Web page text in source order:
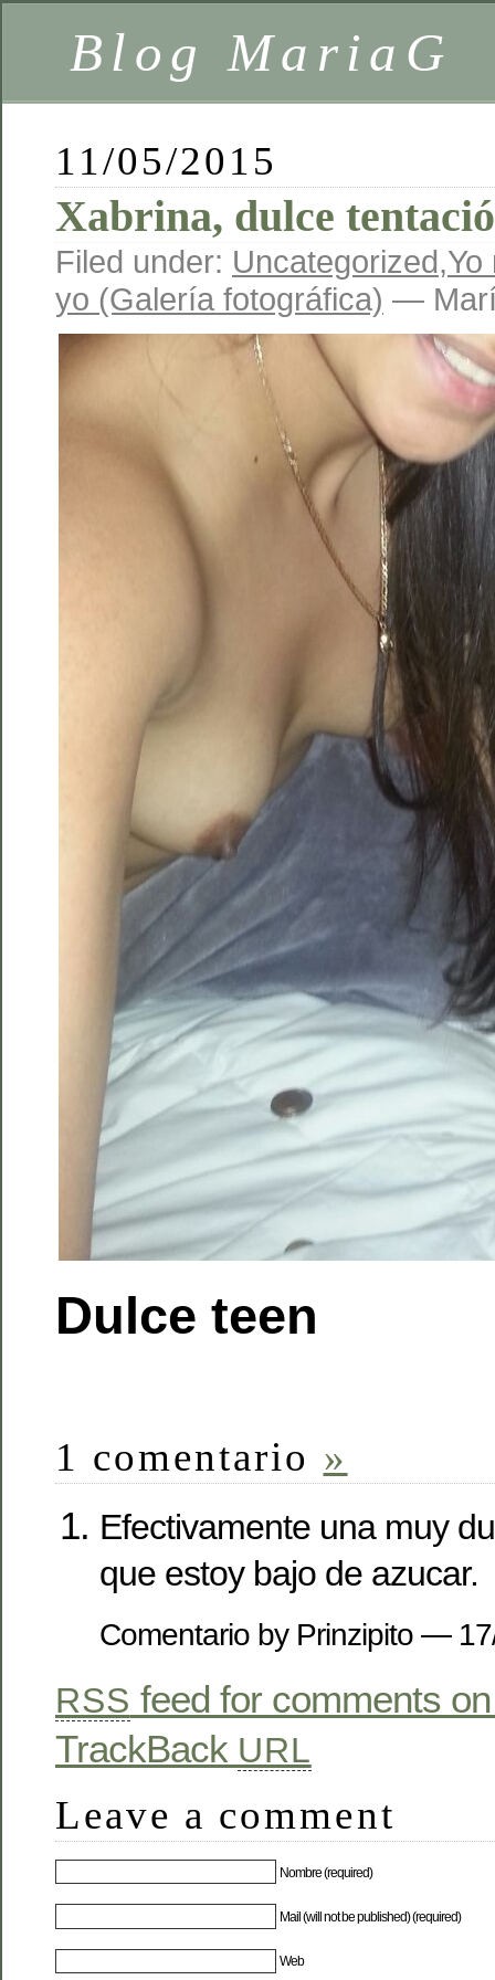
Blog MariaG
11/05/2015
Xabrina, dulce
Filed under: Uncategorized,Yo
yo (Galería fotográfica) —
Dulce teen
1 comentario »
Efectivamente una muy
que estoy bajo de azucar.
Comentario by Prinzipito —
RSS feed for comments
TrackBack URL
Leave a comment
Nombre (required)
Mail (will not be published) (required)
Web